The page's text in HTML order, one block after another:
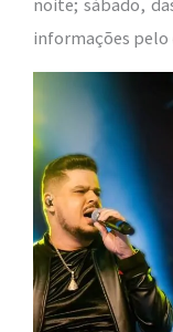
informações pelo